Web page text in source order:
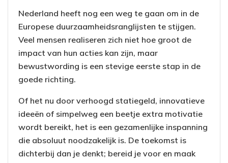
Nederland heeft nog een weg te gaan om in de
Europese duurzaamheidsranglijsten te stijgen.
Veel mensen realiseren zich niet hoe groot de
impact van hun acties kan zijn, maar
bewustwording is een stevige eerste stap in de
goede richting.
Of het nu door verhoogd statiegeld, innovatieve
ideeën of simpelweg een beetje extra motivatie
wordt bereikt, het is een gezamenlijke inspanning
die absoluut noodzakelijk is. De toekomst is
dichterbij dan je denkt; bereid je voor en maak